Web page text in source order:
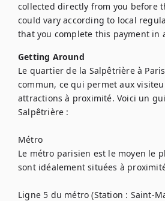
collected directly from you before
could vary according to local
that you complete this payment in
Getting Around
Le quartier de la Salpêtrière à
commun, ce qui permet aux
attractions à proximité. Voici un
Salpêtrière :
Métro
Le métro parisien est le moyen le
sont idéalement situées à
Ligne 5 du métro (Station : Saint-